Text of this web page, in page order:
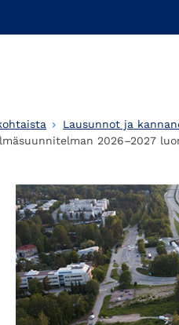
Lausunnot ja
2026–2027